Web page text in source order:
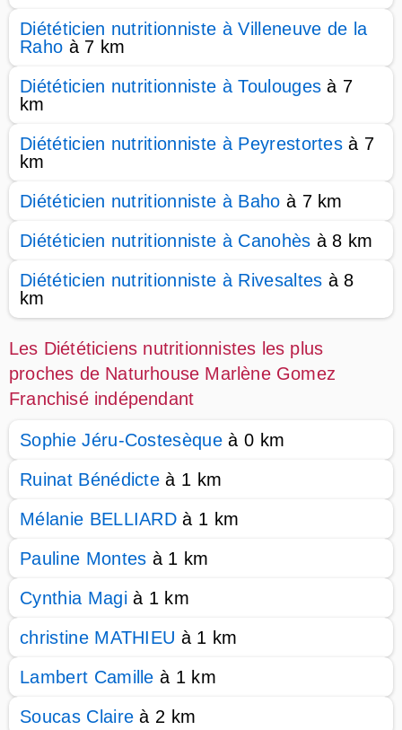
Diététicien nutritionniste à Villeneuve de la
Raho à 7 km
Diététicien nutritionniste à Toulouges à 7
km
Diététicien nutritionniste à Peyrestortes à 7
km
Diététicien nutritionniste à Baho à 7 km
Diététicien nutritionniste à Canohès à 8 km
Diététicien nutritionniste à Rivesaltes à 8
km
Les Diététiciens nutritionnistes les plus
proches de Naturhouse Marlène Gomez
Franchisé indépendant
Sophie Jéru-Costesèque à 0 km
Ruinat Bénédicte à 1 km
Mélanie BELLIARD à 1 km
Pauline Montes à 1 km
Cynthia Magià 1 km
christine MATHIEU à 1 km
Lambert Camille à 1 km
Soucas Claire à 2 km